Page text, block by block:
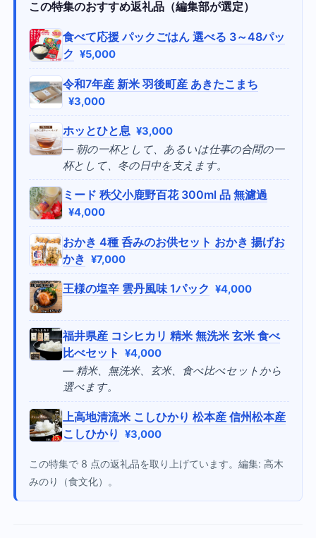
この特集のおすすめ返礼品（編集部が選定）
食べて応援 パックごはん 選べる 3～48パッ
ク ¥5,000
令和7年産 新米 羽後町産 あきたこまち
¥3,000
ホッとひと息 ¥3,000
— 朝の一杯として、あるいは仕事の合間の一
杯として、冬の日中を支えます。
ミード 秩父小鹿野百花 300ml 品 無濾過
¥4,000
おかき 4種 呑みのお供セット おかき 揚げお
かき ¥7,000
王様の塩辛 雲丹風味 1パック ¥4,000
福井県産 コシヒカリ 精米 無洗米 玄米 食べ
比べセット
¥4,000
— 精米、無洗米、玄米、食べ比べセットから
選べます。
上高地清流米 こしひかり 松本産 信州松本産
こしひかり
¥3,000
この特集で 8 点の返礼品を取り上げています。編集: 高木
みのり（食文化）。